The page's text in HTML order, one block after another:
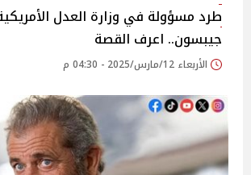
طرد مسؤولة في وزارة العدل
جيبسون.. اعرف القصة
الأربعاء 12/مارس/2025 - 04:30 م